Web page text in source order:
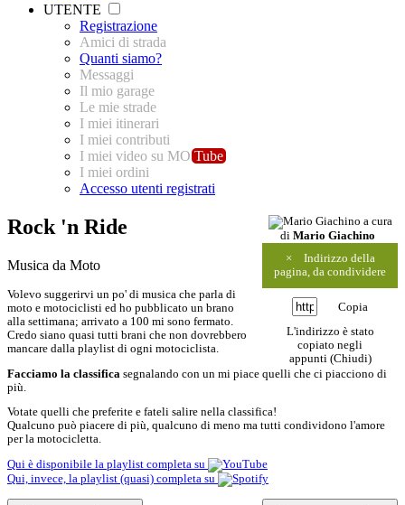
UTENTE
Registrazione
Amici di strada
Quanti siamo?
Messaggi
Il mio garage
Le mie strade
I miei itinerari
I miei contributi
I miei video su MO Tube
I miei ordini
Accesso utenti registrati
a cura
di Mario Giachino
×
Indirizzo della
pagina, da condividere
Copia
L'indirizzo è stato
copiato negli
appunti (Chiudi)
Rock 'n Ride
Musica da Moto
Volevo suggerirvi un po' di musica che parla di
moto e motociclisti ed ho pubblicato un brano
alla settimana; arrivato a 100 mi sono fermato.
Credo siano quasi tutti brani che non dovrebbero
mancare dalla playlist di ogni motociclista.
Facciamo la classifica segnalando con un mi piace quelli che ci piacciono di
più.
Votate quelli che preferite e fateli salire nella classifica!
Qualcuno può piacere di più, qualcuno di meno ma tutti condividono l'amore
per la motocicletta.
Qui è disponibile la playlist completa su
Qui, invece, la playlist (quasi) completa su